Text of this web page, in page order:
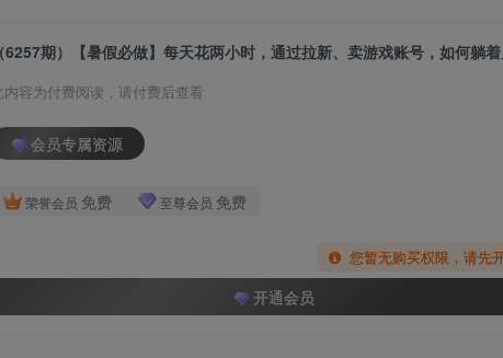
内容为付费阅读，请付费后查看
会员专属资源
荣誉会员 免费 至尊会员 免费
您暂无购买权限，请先
开通会员